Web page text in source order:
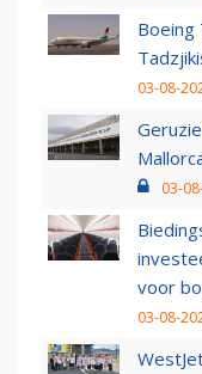
Boeing
03-08-
03-
voor
03-08-